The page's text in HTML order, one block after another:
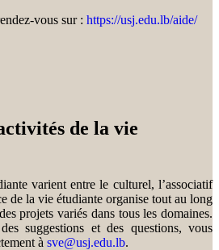
vous sur : https://usj.edu.lb/aide/
de la vie
varient entre le culturel, l’associatif
de la vie étudiante organise tout au long
projets variés dans tous les domaines.
suggestions et des questions, vous
à sve@usj.edu.lb.